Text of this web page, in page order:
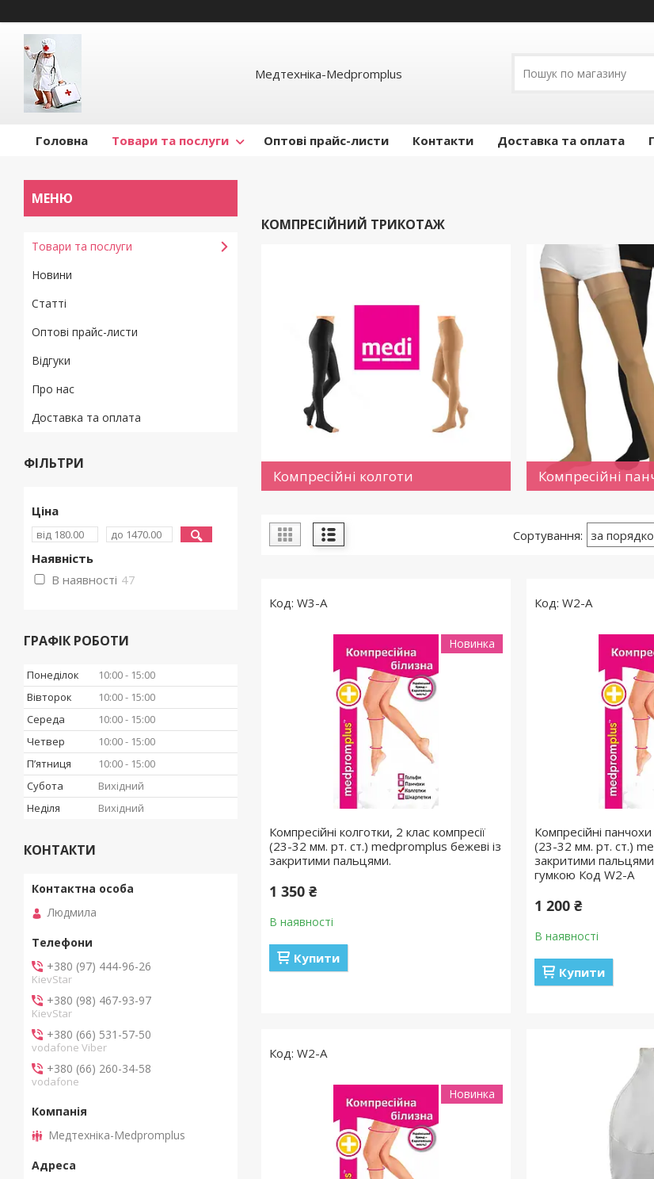
Медтехніка-Medpromplus
Головна Товари та послуги Оптові прайс-листи Контакти Доставка та оплата
КОМПРЕСІЙНИЙ ТРИКОТАЖ
Компресійні колготи Компресійні
W3-A
Новинка
Компресійні колготки, 2 клас компресії
(23-32 мм. рт. ст.) medpromplus бежеві із
закритими пальцями.
1 350 ₴
В наявності
Купити
W2-A
Компресійні панчохи
(23-32 мм. рт. ст.)
закритими
гумкою Код W2-A
1 200 ₴
В наявності
Купити
W2-A
Новинка
Товари та послуги
Новини
Статті
Оптові прайс-листи
Відгуки
Про нас
Доставка та оплата
ФІЛЬТРИ
Ціна
Наявність
В наявності 47
ГРАФІК РОБОТИ
Понеділок 10:00
15:00
Вівторок
10:00
15:00
Середа
10:00
15:00
Четвер
10:00
15:00
Пʼятниця
10:00
15:00
Субота
Вихідний
Неділя
Вихідний
КОНТАКТИ
Людмила
+380 (97) 444-96-26
KievStar
+380 (98) 467-93-97
KievStar
+380 (66) 531-57-50
vodafone Viber
+380 (66) 260-34-58
vodafone
Медтехніка-Medpromplus